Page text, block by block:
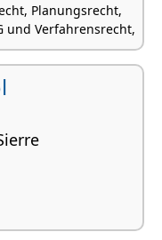
Planungsrecht,
und Verfahrensrecht,